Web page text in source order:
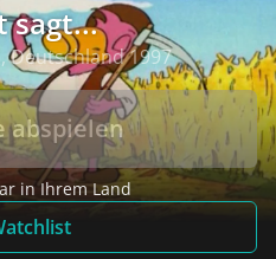
sagt...
1997
abspielen
in Ihrem Land